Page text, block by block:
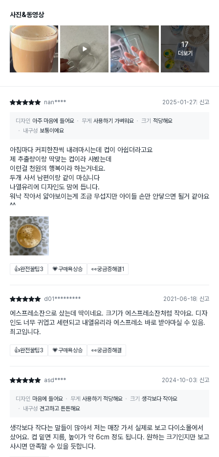
사진&동영상
고객 리뷰
17
더보기
별점 5점 nan**** 2025-01-27 신고
디자인 아주 마음에 들어요 무게 사용하기 가벼워요 크기 적당해요
내구성 보통이에요
아침마다 커피한잔씩 내려마시는데 컵이 아쉽더라고요
제 추출량이랑 딱맞는 컵이라 사봤는데
이런걸 천원의 행복이라 하는거네요.
두개 사서 남편이랑 같이 마십니다
나열유리에 디자인도 맘에 듭니다.
워낙 작아서 얇아보이는게 조금 무섭지만 아이들 손만 안닿으면 될거 같아요
^^
👍완전꿀팁3 💗구매욕상승 👀궁금증해결1
별점 5점 d01********* 2021-06-18 신고
에스프레소잔으로 샀는데 딱이네요. 크기가 에스프레소잔처럼 작아요. 디자
인도 너무 귀엽고 세련되고 내열유리라 에스프레소 바로 받아마실 수 있음.
최고입니다.
👍완전꿀팁3 💗구매욕상승 👀궁금증해결
별점 5점 asd**** 2024-10-03 신고
디자인 마음에 들어요 무게 사용하기 적당해요 크기 생각보다 작아요
내구성 견고하고 튼튼해요
생각보다 작다는 말들이 많아서 저는 매장 가서 실제로 보고 다이소몰에서
샀어요. 컵 밑면 지름, 높이가 약 6cm 정도 됩니다. 원하는 크기인지만 보고
사시면 만족할 수 있을 듯합니다.